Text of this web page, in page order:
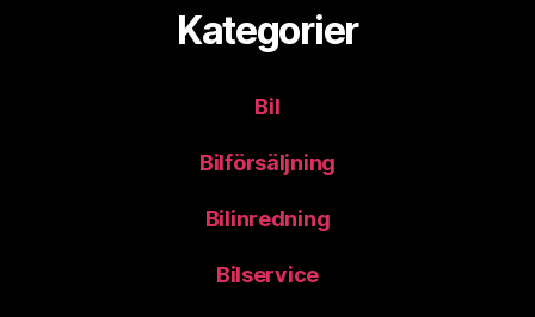
Kategorier
Bil
Bilförsäljning
Bilinredning
Bilservice